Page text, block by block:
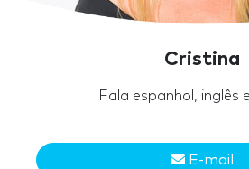
Cristina
Fala espanhol, inglês
E-mail